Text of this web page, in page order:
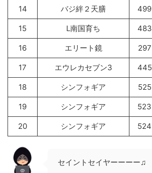
14 バジ絆２天膳 499
15 L南国育ち 483
16 エリート鏡 297
17 エウレカセブン3 445
18 シンフォギア 525
19 シンフォギア 523
20 シンフォギア 524
セイントセイヤーーーー♫